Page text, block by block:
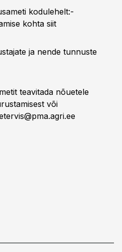
kodulehelt:-
kohta siit
ja nende tunnuste
teavitada nõuetele
või